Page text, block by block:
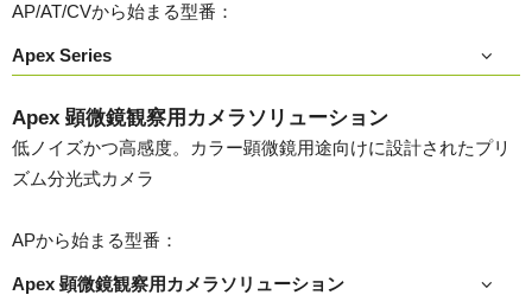
AP/AT/CVから始まる型番：
Apex Series
Apex 顕微鏡観察用カメラソリューション
低ノイズかつ高感度。カラー顕微鏡用途向けに設計されたプリ
ズム分光式カメラ
APから始まる型番：
Apex 顕微鏡観察用カメラソリューション